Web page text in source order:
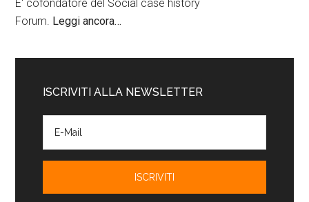
E' cofondatore del Social case history
Forum. Leggi ancora…
ISCRIVITI ALLA NEWSLETTER